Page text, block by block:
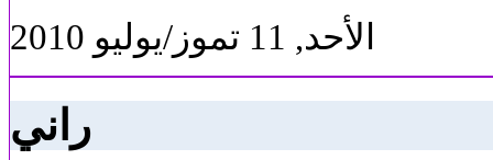
الأحد, 11 تموز/يوليو 2010
راني